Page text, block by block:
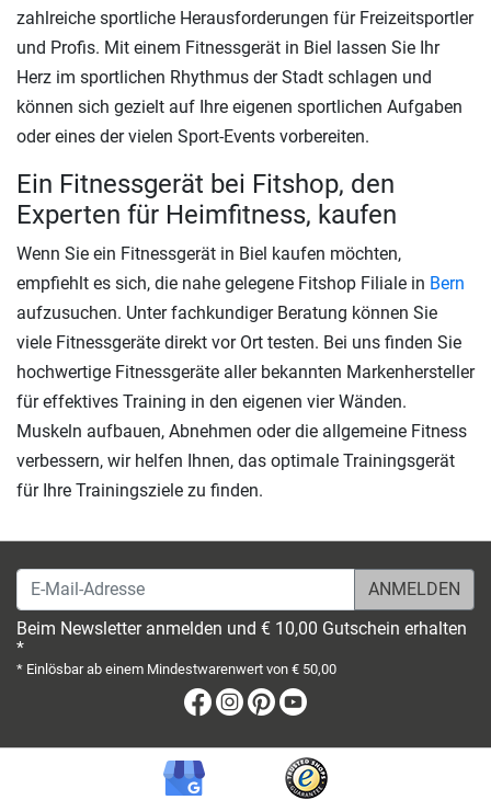
zahlreiche sportliche Herausforderungen für Freizeitsportler
und Profis. Mit einem Fitnessgerät in Biel lassen Sie Ihr
Herz im sportlichen Rhythmus der Stadt schlagen und
können sich gezielt auf Ihre eigenen sportlichen Aufgaben
oder eines der vielen Sport-Events vorbereiten.
Ein Fitnessgerät bei Fitshop, den
Experten für Heimfitness, kaufen
Wenn Sie ein Fitnessgerät in Biel kaufen möchten,
empfiehlt es sich, die nahe gelegene Fitshop Filiale in Bern
aufzusuchen. Unter fachkundiger Beratung können Sie
viele Fitnessgeräte direkt vor Ort testen. Bei uns finden Sie
hochwertige Fitnessgeräte aller bekannten Markenhersteller
für effektives Training in den eigenen vier Wänden.
Muskeln aufbauen, Abnehmen oder die allgemeine Fitness
verbessern, wir helfen Ihnen, das optimale Trainingsgerät
für Ihre Trainingsziele zu finden.
E-Mail-Adresse
Beim Newsletter anmelden und € 10,00 Gutschein erhalten
*
* Einlösbar ab einem Mindestwarenwert von € 50,00
Facebook
Instagram
Pinterest